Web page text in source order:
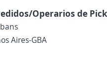
Operarios de
Aires-GBA